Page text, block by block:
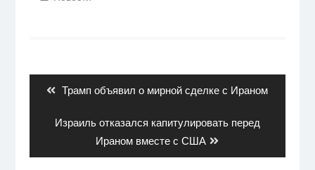
записям
Previous
Трамп объявил о мирной сделке с Ираном
Next
Израиль отказался капитулировать перед
Ираном вместе с США